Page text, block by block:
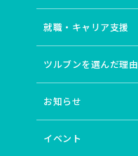
就職・キャリア支援
ツルブンを選んだ理由
お知らせ
イベント